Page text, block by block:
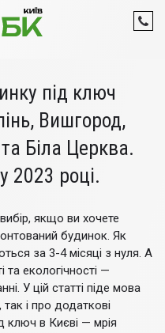
під ключ
Вишгород,
Біла Церква.
2023 році.
якщо ви хочете
будинок. Як
за 3-4 місяці з нуля. А
та екологічності —
У цій статті піде мова
і про додаткові
ключ в Києві — мрія